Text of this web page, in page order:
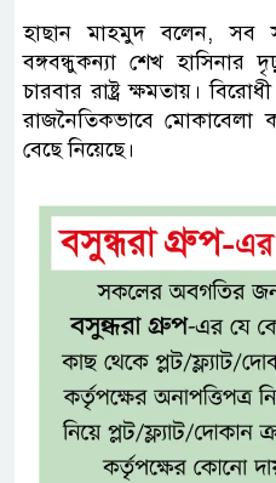
হাছান মাহমুদ বলেন, সব
বঙ্গবন্ধুকন্যা শেখ
চারবার রাষ্ট্র ক্ষমতায়।
রাজনৈতিকভাবে মোকাবেলা
বেছে নিয়েছে।